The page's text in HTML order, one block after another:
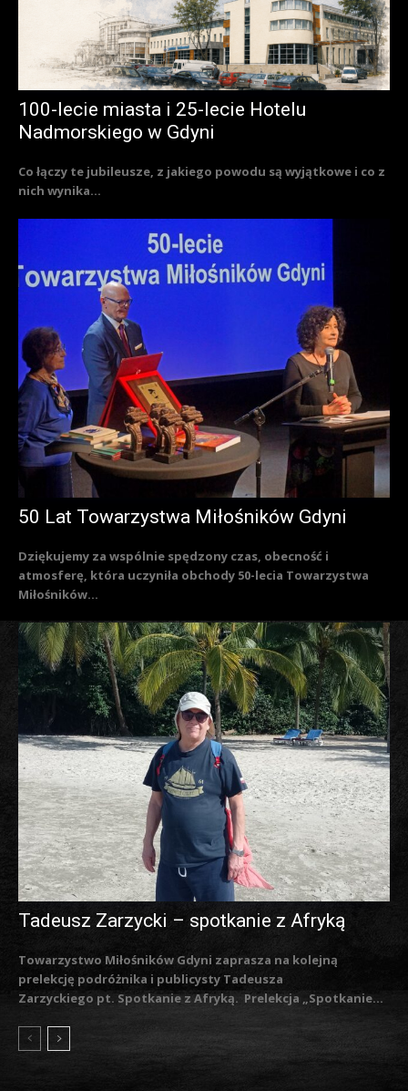
100-lecie miasta i 25-lecie Hotelu
Nadmorskiego w Gdyni
Co łączy te jubileusze, z jakiego powodu są wyjątkowe i co z
nich wynika...
50 Lat Towarzystwa Miłośników Gdyni
Dziękujemy za wspólnie spędzony czas, obecność i
atmosferę, która uczyniła obchody 50-lecia Towarzystwa
Miłośników...
Tadeusz Zarzycki – spotkanie z Afryką
Towarzystwo Miłośników Gdyni zaprasza na kolejną
prelekcję podróżnika i publicysty Tadeusza
Zarzyckiego pt. Spotkanie z Afryką. Prelekcja „Spotkanie...